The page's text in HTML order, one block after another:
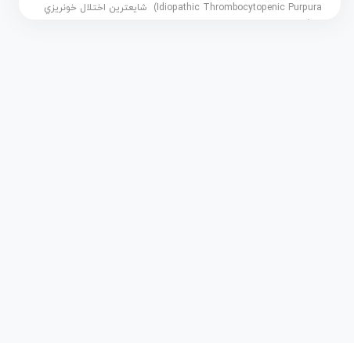
(Idiopathic Thrombocytopenic Purpura شايعترين اختلال خونريزي
دهنده...